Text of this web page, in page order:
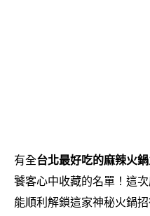
有全台北最好吃的麻辣火鍋
饕客心中收藏的名單！這
能順利解鎖這家神秘火鍋